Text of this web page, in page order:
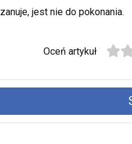
jest nie do pokonania.
Oceń artykuł